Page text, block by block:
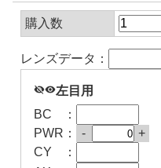
購入数
レンズデータ：
visibility_offvisibility左目用
BC
：
PWR ： -
+
CY
：